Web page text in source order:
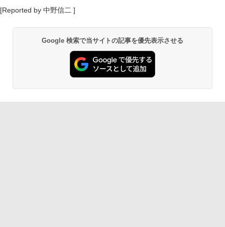
[Reported by 中野信二 ]
Google 検索で当サイトの記事を優先表示させる